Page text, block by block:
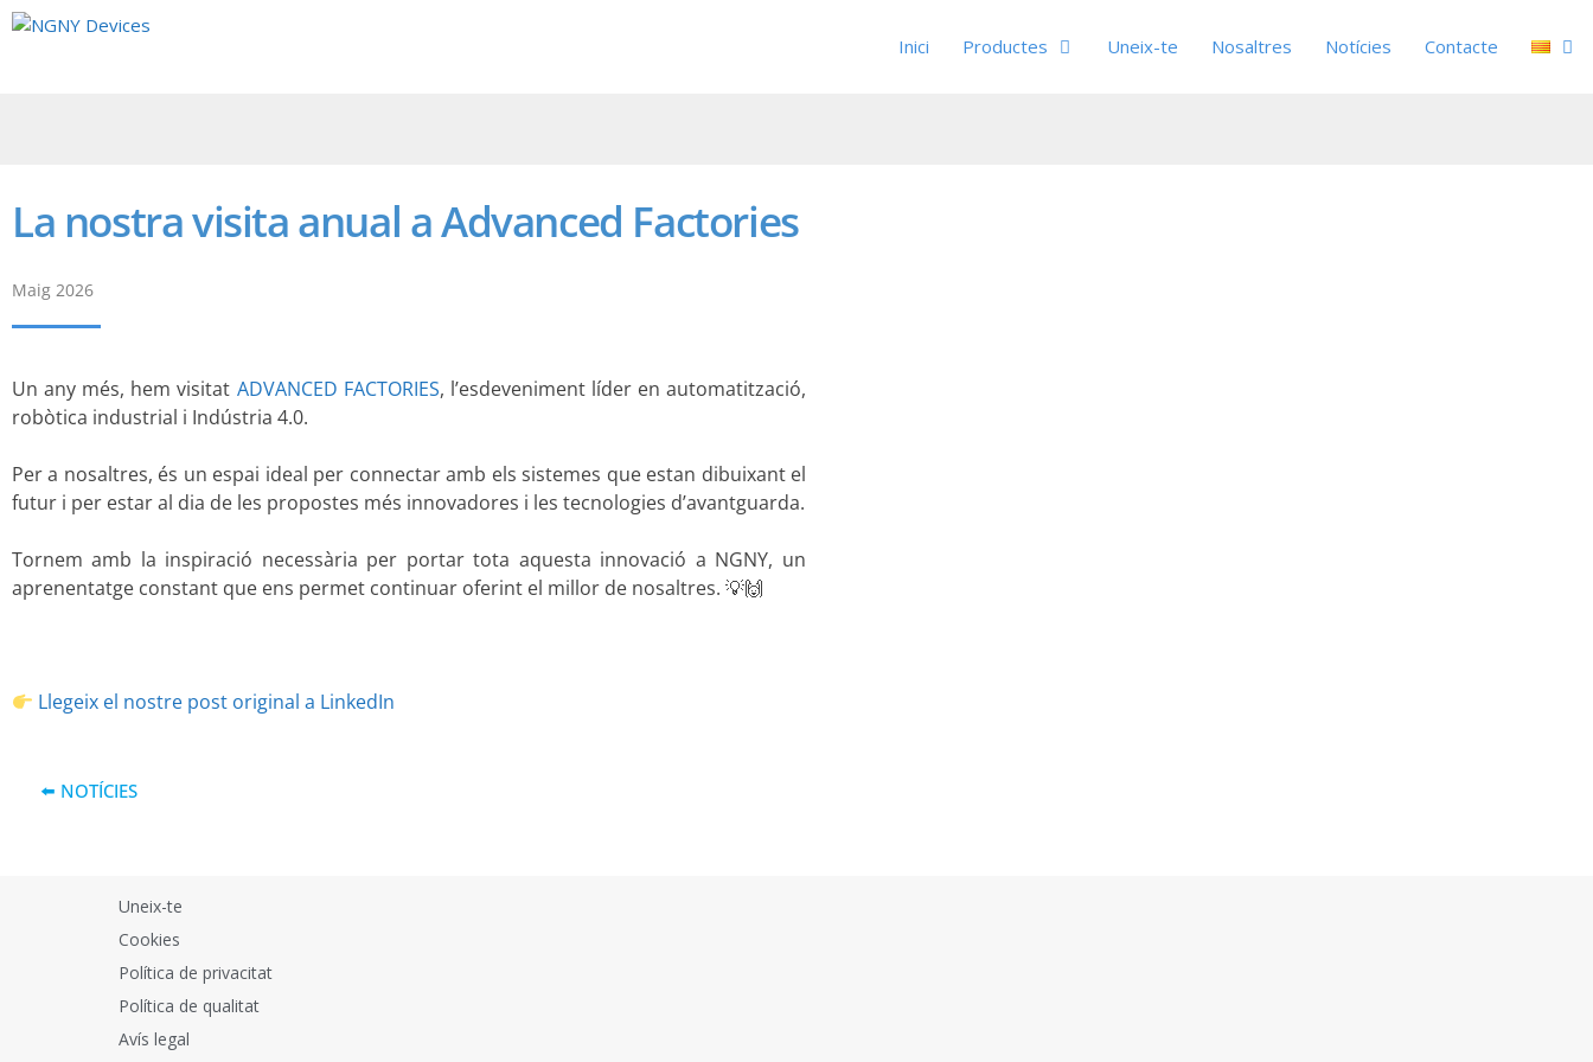
Inici Productes Uneix-te Nosaltres Notícies Contacte
La nostra visita anual a Advanced Factories
Maig 2026
Un any més, hem visitat ADVANCED FACTORIES, l’esdeveniment líder en automatització,
robòtica industrial i Indústria 4.0.
Per a nosaltres, és un espai ideal per connectar amb els sistemes que estan dibuixant el
futur i per estar al dia de les propostes més innovadores i les tecnologies d’avantguarda.
Tornem amb la inspiració necessària per portar tota aquesta innovació a NGNY, un
aprenentatge constant que ens permet continuar oferint el millor de nosaltres. 💡🙌
Llegeix el nostre post original a LinkedIn
⬅️ NOTÍCIES
Uneix-te
Cookies
Política de privacitat
Política de qualitat
Avís legal